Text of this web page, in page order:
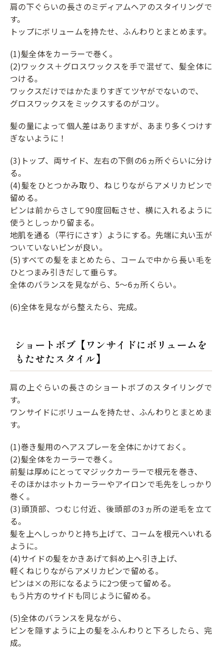
肩の下ぐらいの長さのミディアムヘアのスタイリングで
す。
トップにボリュームを持たせ、ふんわりとまとめます。
(1)髪全体をカーラーで巻く。
(2)ワックス＋グロスワックスを手で混ぜて、髪全体に
つける。
ワックスだけではかたまりすぎてツヤがでないので、
グロスワックスをミックスするのがコツ。
髪の量によって個人差はありますが、あまり多くつけす
ぎないように！
(3)トップ、両サイド、左右の下側の6ヵ所ぐらいに分け
る。
(4)髪をひとつかみ取り、ねじりながらアメリカピンで
留める。
ピンは前からさして90度回転させ、横に入れるように
使うとしっかり留まる。
地肌を通る（平行にさす）ようにする。先端に丸い玉が
ついていないピンが良い。
(5)すべての髪をまとめたら、コームで中から長い毛を
ひとつまみ引きだして垂らす。
全体のバランスを見ながら、5～6ヵ所くらい。
(6)全体を見ながら整えたら、完成。
ショートボブ【ワンサイドにボリュームを
もたせたスタイル】
肩の上ぐらいの長さのショートボブのスタイリングで
す。
ワンサイドにボリュームを持たせ、ふんわりとまとめま
す。
(1)巻き髪用のヘアスプレーを全体にかけておく。
(2)髪全体をカーラーで巻く。
前髪は厚めにとってマジックカーラーで根元を巻き、
そのほかはホットカーラーやアイロンで毛先をしっかり
巻く。
(3)頭頂部、つむじ付近、後頭部の3ヵ所の逆毛を立て
る。
髪を上へしっかりと持ち上げて、コームを根元へいれる
ように。
(4)サイドの髪をかきあげて斜め上へ引き上げ、
軽くねじりながらアメリカピンで留める。
ピンは×の形になるように2つ使って留める。
もう片方のサイドも同じように留める。
(5)全体のバランスを見ながら、
ピンを隠すように上の髪をふんわりと下ろしたら、完
成。